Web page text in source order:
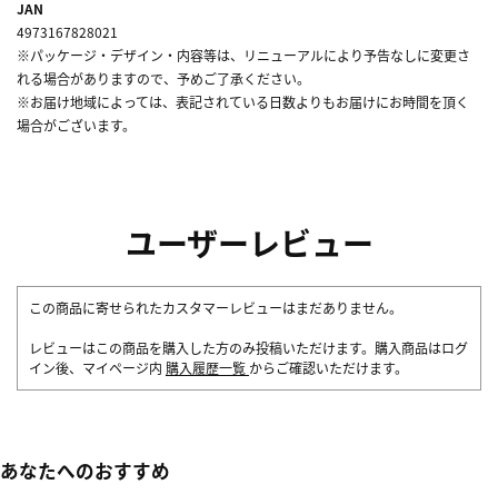
JAN
4973167828021
※パッケージ・デザイン・内容等は、リニューアルにより予告なしに変更さ
れる場合がありますので、予めご了承ください。
※お届け地域によっては、表記されている日数よりもお届けにお時間を頂く
場合がございます。
ユーザーレビュー
この商品に寄せられたカスタマーレビューはまだありません。
レビューはこの商品を購入した方のみ投稿いただけます。購入商品はログ
イン後、マイページ内 購入履歴一覧 からご確認いただけます。
あなたへのおすすめ